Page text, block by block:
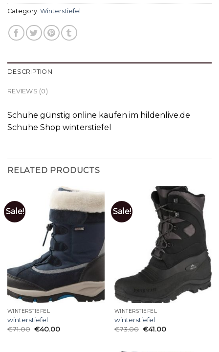
Category: Winterstiefel
DESCRIPTION
REVIEWS (0)
Schuhe günstig online kaufen im hildenlive.de
Schuhe Shop winterstiefel
RELATED PRODUCTS
Sale!
WINTERSTIEFEL
winterstiefel
€71.00 €40.00
Sale!
WINTERSTIEFEL
winterstiefel
€73.00 €41.00